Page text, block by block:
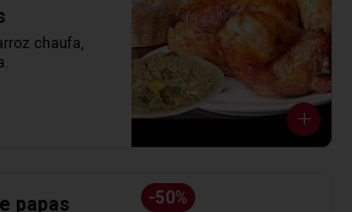
chaufa,
-50%
papas